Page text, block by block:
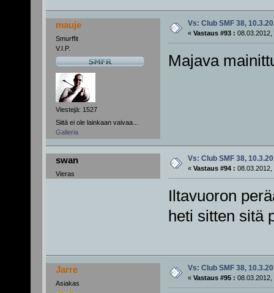
mauje
Smurffit
V.I.P.
Viestejä: 1527
Siitä ei ole lainkaan vaivaa...
Galleria
Vs: Club SMF 38,
« Vastaus #93 : 08.03.2012,
Majava
swan
Vieras
Vs: Club SMF 38,
« Vastaus #94 : 08.03.2012,
Iltavuoron
heti sitten sitä
Jarre
Asiakas
Vs: Club SMF 38,
« Vastaus #95 : 08.03.2012,